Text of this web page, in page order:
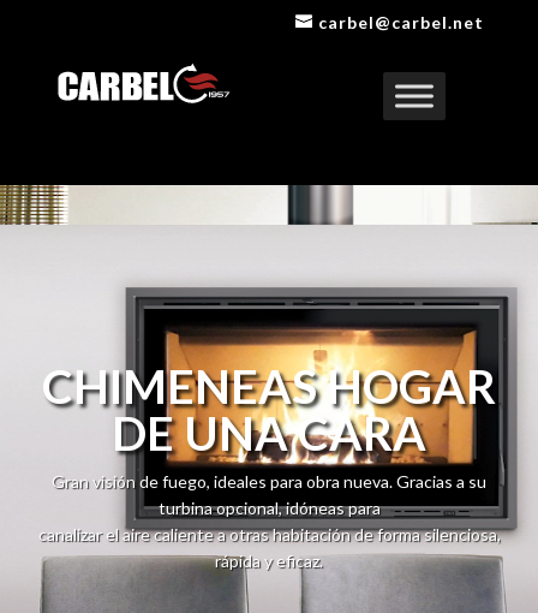
carbel@carbel.net
Reproductor
de
CHIMENEAS HOGAR
DE UNA CARA
Gran visión de fuego, ideales para obra nueva. Gracias a su
turbina opcional, idóneas para
canalizar el aire caliente a otras habitación de forma silenciosa,
rápida y eficaz.